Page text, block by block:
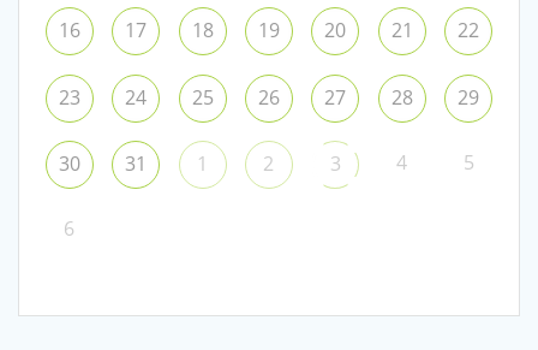
16 17 18 19 20 21 22
23 24 25 26 27 28 29
30 31 1 2 3 4 5
6